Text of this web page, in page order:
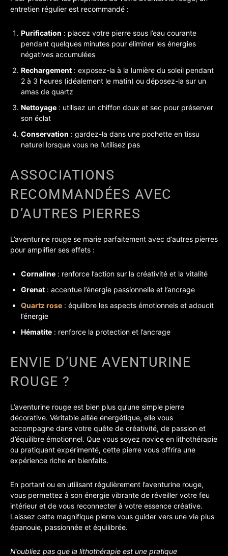
entretien régulier est recommandé :
Purification : placez votre pierre sous l’eau courante
pendant quelques minutes pour éliminer les énergies
négatives accumulées
Rechargement : exposez-la à la lumière du soleil pendant
2 à 3 heures (idéalement le matin) ou déposez-la sur un
amas de quartz
Nettoyage : utilisez un chiffon doux et sec pour préserver
son éclat
Conservation : gardez-la dans une pochette en tissu
naturel lorsque vous ne l’utilisez pas
ASSOCIATIONS
RECOMMANDÉES AVEC
D’AUTRES PIERRES
L’aventurine rouge se marie parfaitement avec d’autres pierres
pour amplifier ses effets :
Cornaline : renforce l’action sur la créativité et la vitalité
Grenat : accentue l’énergie passionnelle et l’ancrage
Quartz rose : équilibre les aspects émotionnels et adoucit
l’énergie
Hématite : renforce la protection et l’ancrage
ENVIE D’UNE AVENTURINE
ROUGE ?
L’aventurine rouge est bien plus qu’une simple pierre
décorative. Véritable alliée énergétique, elle vous
accompagne dans votre quête de créativité, de passion et
d’équilibre émotionnel. Que vous soyez novice en lithothérapie
ou pratiquant expérimenté, cette pierre vous offrira une
expérience riche en bienfaits.
En portant ou en utilisant régulièrement l’aventurine rouge,
vous permettez à son énergie vibrante de réveiller votre feu
intérieur et de vous reconnecter à votre essence créative.
Laissez cette magnifique pierre vous guider vers une vie plus
épanouie, passionnée et équilibrée.
N’oubliez pas que la lithothérapie est une pratique